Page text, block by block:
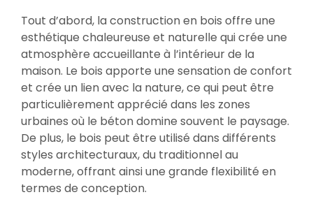
Tout d’abord, la construction en bois offre une
esthétique chaleureuse et naturelle qui crée une
atmosphère accueillante à l’intérieur de la
maison. Le bois apporte une sensation de confort
et crée un lien avec la nature, ce qui peut être
particulièrement apprécié dans les zones
urbaines où le béton domine souvent le paysage.
De plus, le bois peut être utilisé dans différents
styles architecturaux, du traditionnel au
moderne, offrant ainsi une grande flexibilité en
termes de conception.